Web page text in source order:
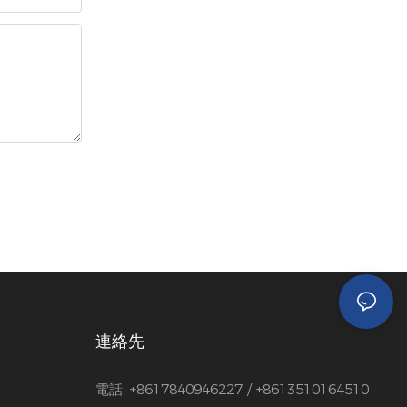
連絡先
電話: +8617840946227 / +8613510164510